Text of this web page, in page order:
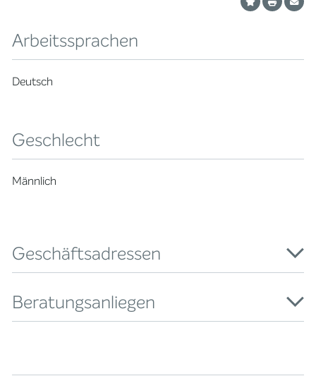
Arbeitssprachen
Deutsch
Geschlecht
Männlich
Geschäftsadressen
Beratungsanliegen